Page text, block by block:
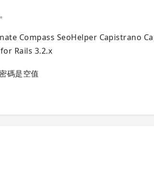
Compass SeoHelper Capistrano
Rails 3.2.x
碼是空值